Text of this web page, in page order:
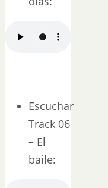
Escuchar
Track 06
– El
baile: